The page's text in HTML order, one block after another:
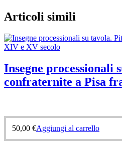
Articoli simili
Insegne processionali
confraternite a Pisa
50,00 €Aggiungi al carrello